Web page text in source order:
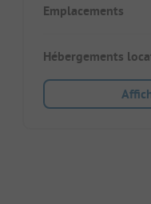
Emplacements
Hébergements